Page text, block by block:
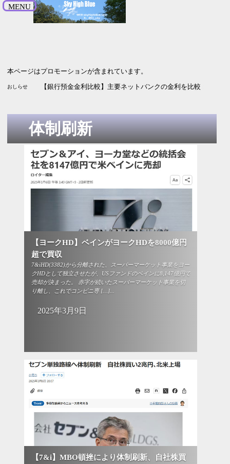
MENU
本ページはプロモーションが含まれています。
おしらせ 【SBI新生銀行】引っ越し受付中 最大5.2万円プレゼント 9
【株主優待2026】イーサポートリンクから毎年楽しみのあれ
【銀行預金金利比較】主要ネットバンクの金利を比較 2026
体制刷新
【ヨークHD】ベインがヨークHDを8000億円
超で買収
7&iHD(3382)から分離された、スーパーマーケット事業をヨー
クHDとして独立させたが、USファンドのベインに8,147億円で
売却が決まった。 赤字が続いたスーパーマーケット事業を切
り離し、これでコンビニ専 […]...
2025年3月9日
【7&i】MBO頓挫により体制刷新、自社株買